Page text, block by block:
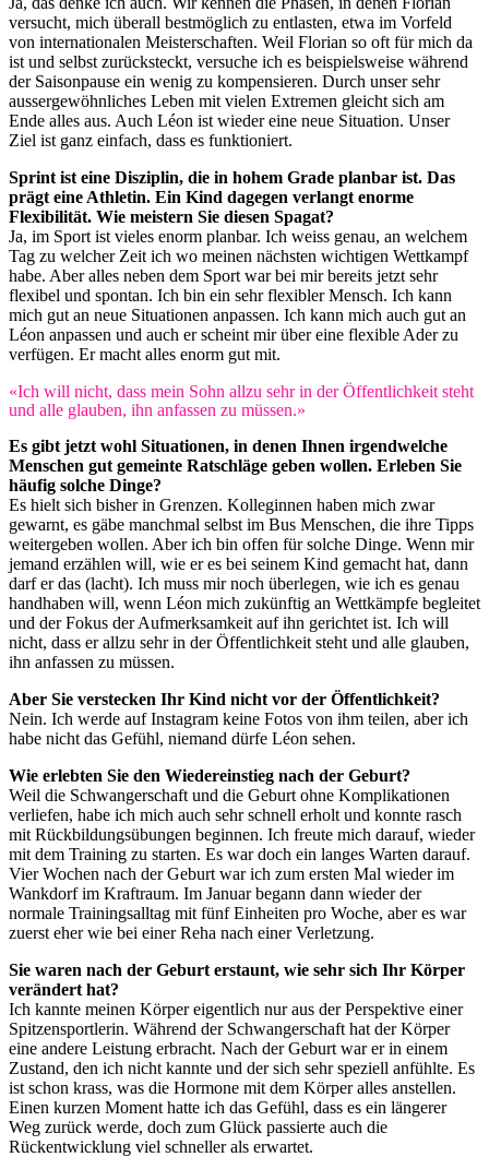
versucht, mich überall bestmöglich zu entlasten, etwa im Vorfeld
von internationalen Meisterschaften. Weil Florian so oft für mich da
ist und selbst zurücksteckt, versuche ich es beispielsweise während
der Saisonpause ein wenig zu kompensieren. Durch unser sehr
aussergewöhnliches Leben mit vielen Extremen gleicht sich am
Ende alles aus. Auch Léon ist wieder eine neue Situation. Unser
Ziel ist ganz einfach, dass es funktioniert.
Sprint ist eine Disziplin, die in hohem Grade planbar ist. Das
prägt eine Athletin. Ein Kind dagegen verlangt enorme
Flexibilität. Wie meistern Sie diesen Spagat?
Ja, im Sport ist vieles enorm planbar. Ich weiss genau, an welchem
Tag zu welcher Zeit ich wo meinen nächsten wichtigen Wettkampf
habe. Aber alles neben dem Sport war bei mir bereits jetzt sehr
flexibel und spontan. Ich bin ein sehr flexibler Mensch. Ich kann
mich gut an neue Situationen anpassen. Ich kann mich auch gut an
Léon anpassen und auch er scheint mir über eine flexible Ader zu
verfügen. Er macht alles enorm gut mit.
«Ich will nicht, dass mein Sohn allzu sehr in der Öffentlichkeit steht
und alle glauben, ihn anfassen zu müssen.»
Es gibt jetzt wohl Situationen, in denen Ihnen irgendwelche
Menschen gut gemeinte Ratschläge geben wollen. Erleben Sie
häufig solche Dinge?
Es hielt sich bisher in Grenzen. Kolleginnen haben mich zwar
gewarnt, es gäbe manchmal selbst im Bus Menschen, die ihre Tipps
weitergeben wollen. Aber ich bin offen für solche Dinge. Wenn mir
jemand erzählen will, wie er es bei seinem Kind gemacht hat, dann
darf er das (lacht). Ich muss mir noch überlegen, wie ich es genau
handhaben will, wenn Léon mich zukünftig an Wettkämpfe begleitet
und der Fokus der Aufmerksamkeit auf ihn gerichtet ist. Ich will
nicht, dass er allzu sehr in der Öffentlichkeit steht und alle glauben,
ihn anfassen zu müssen.
Aber Sie verstecken Ihr Kind nicht vor der Öffentlichkeit?
Nein. Ich werde auf Instagram keine Fotos von ihm teilen, aber ich
habe nicht das Gefühl, niemand dürfe Léon sehen.
Wie erlebten Sie den Wiedereinstieg nach der Geburt?
Weil die Schwangerschaft und die Geburt ohne Komplikationen
verliefen, habe ich mich auch sehr schnell erholt und konnte rasch
mit Rückbildungsübungen beginnen. Ich freute mich darauf, wieder
mit dem Training zu starten. Es war doch ein langes Warten darauf.
Vier Wochen nach der Geburt war ich zum ersten Mal wieder im
Wankdorf im Kraftraum. Im Januar begann dann wieder der
normale Trainingsalltag mit fünf Einheiten pro Woche, aber es war
zuerst eher wie bei einer Reha nach einer Verletzung.
Sie waren nach der Geburt erstaunt, wie sehr sich Ihr Körper
verändert hat?
Ich kannte meinen Körper eigentlich nur aus der Perspektive einer
Spitzensportlerin. Während der Schwangerschaft hat der Körper
eine andere Leistung erbracht. Nach der Geburt war er in einem
Zustand, den ich nicht kannte und der sich sehr speziell anfühlte. Es
ist schon krass, was die Hormone mit dem Körper alles anstellen.
Einen kurzen Moment hatte ich das Gefühl, dass es ein längerer
Weg zurück werde, doch zum Glück passierte auch die
Rückentwicklung viel schneller als erwartet.